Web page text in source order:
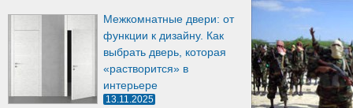
Уплотнитель для деревянных дверей
Артикул:
Межкомнатные двери: от
функции к дизайну. Как
выбрать дверь, которая
«растворится» в
интерьере
13.11.2025